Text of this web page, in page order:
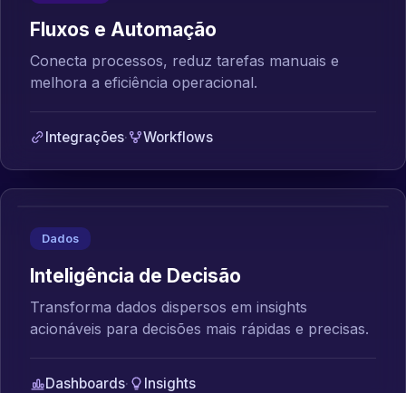
Fluxos e Automação
Conecta processos, reduz tarefas manuais e
melhora a eficiência operacional.
Integrações· Workflows
Dados
Inteligência de Decisão
Transforma dados dispersos em insights
acionáveis para decisões mais rápidas e precisas.
Dashboards· Insights